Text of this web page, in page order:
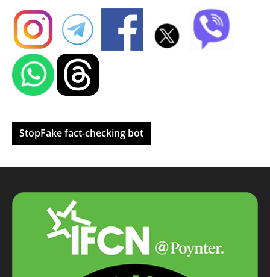
StopFake fact-checking bot